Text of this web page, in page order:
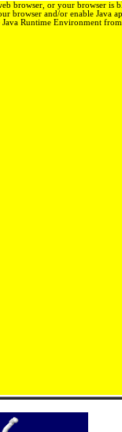
browser, or your browser is
browser and/or enable Java
Java Runtime Environment